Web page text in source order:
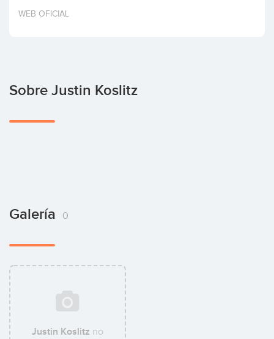
Invertir
WEB OFICIAL
Sobre Justin Koslitz
Galería 0
Justin Koslitz no